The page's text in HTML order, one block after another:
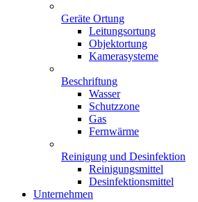
Geräte Ortung
Leitungsortung
Objektortung
Kamerasysteme
Beschriftung
Wasser
Schutzzone
Gas
Fernwärme
Reinigung und Desinfektion
Reinigungsmittel
Desinfektionsmittel
Unternehmen